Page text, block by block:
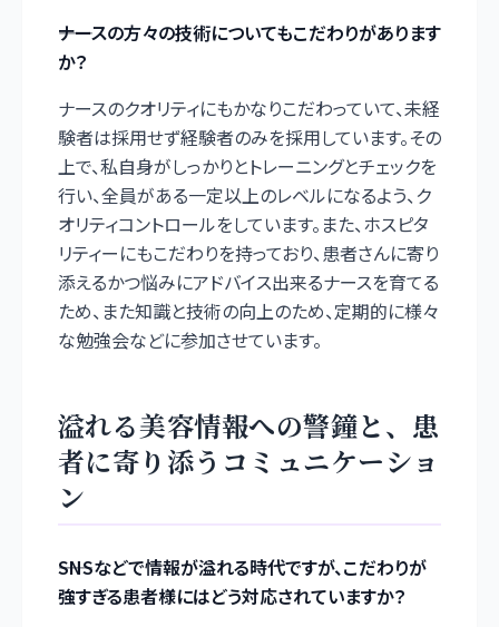
――ナースの方々の技術についてもこだわりがあります
か？
ナースのクオリティにもかなりこだわっていて、未経
験者は採用せず経験者のみを採用しています。その
上で、私自身がしっかりとトレーニングとチェックを
行い、全員がある一定以上のレベルになるよう、ク
オリティコントロールをしています。また、ホスピタ
リティーにもこだわりを持っており、患者さんに寄り
添えるかつ悩みにアドバイス出来るナースを育てる
ため、また知識と技術の向上のため、定期的に様々
な勉強会などに参加させています。
溢れる美容情報への警鐘と、患
者に寄り添うコミュニケーショ
ン
――SNSなどで情報が溢れる時代ですが、こだわりが
強すぎる患者様にはどう対応されていますか？